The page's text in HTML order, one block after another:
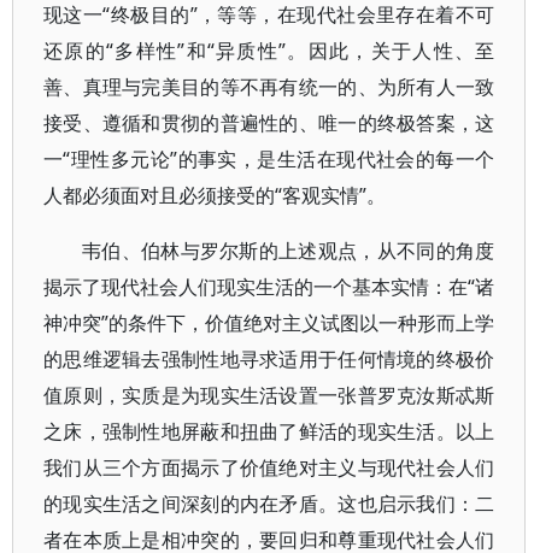
现这一“终极目的”，等等，在现代社会里存在着不可
还原的“多样性”和“异质性”。因此，关于人性、至
善、真理与完美目的等不再有统一的、为所有人一致
接受、遵循和贯彻的普遍性的、唯一的终极答案，这
一“理性多元论”的事实，是生活在现代社会的每一个
人都必须面对且必须接受的“客观实情”。
韦伯、伯林与罗尔斯的上述观点，从不同的角度
揭示了现代社会人们现实生活的一个基本实情：在“诸
神冲突”的条件下，价值绝对主义试图以一种形而上学
的思维逻辑去强制性地寻求适用于任何情境的终极价
值原则，实质是为现实生活设置一张普罗克汝斯忒斯
之床，强制性地屏蔽和扭曲了鲜活的现实生活。以上
我们从三个方面揭示了价值绝对主义与现代社会人们
的现实生活之间深刻的内在矛盾。这也启示我们：二
者在本质上是相冲突的，要回归和尊重现代社会人们